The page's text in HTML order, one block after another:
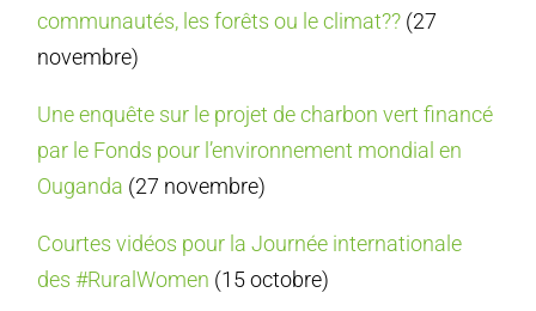
communautés, les forêts ou le climat?? (27
novembre)
Une enquête sur le projet de charbon vert financé
par le Fonds pour l’environnement mondial en
Ouganda (27 novembre)
Courtes vidéos pour la Journée internationale
des #RuralWomen (15 octobre)